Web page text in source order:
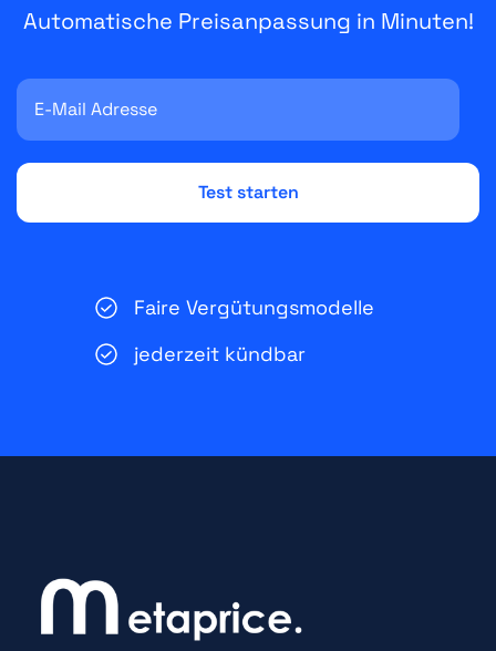
Automatische Preisanpassung in Minuten!
Faire Vergütungsmodelle
jederzeit kündbar